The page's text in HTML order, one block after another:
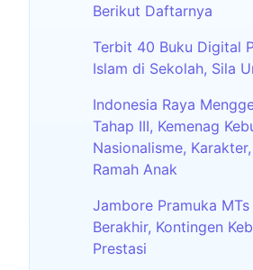
Berikut Daftarnya
Terbit 40 Buku Digital
Islam di Sekolah, Sila
Indonesia Raya
Tahap III, Kemenag
Nasionalisme,
Ramah Anak
Jambore Pramuka
Berakhir, Kontingen
Prestasi